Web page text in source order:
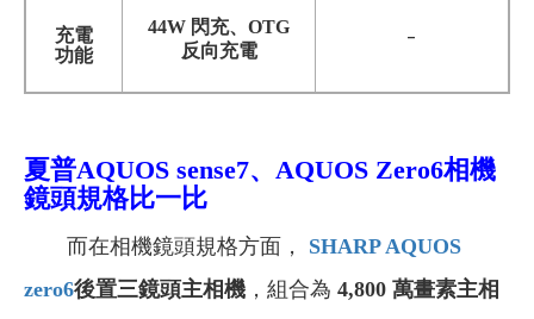
充電
功能
44W 閃充、OTG
反向充電
-
夏普AQUOS sense7、AQUOS Zero6相機
鏡頭規格比一比
而在相機鏡頭規格方面，
SHARP AQUOS
zero6後置三鏡頭主相機 ，組合為 4,800 萬畫素主相